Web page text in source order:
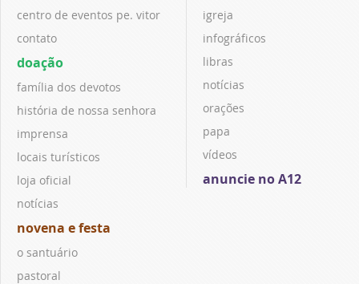
centro de eventos pe. vitor
contato
doação
família dos devotos
história de nossa senhora
imprensa
locais turísticos
loja oficial
notícias
novena e festa
o santuário
pastoral
igreja
infográficos
libras
notícias
orações
papa
vídeos
anuncie no A12